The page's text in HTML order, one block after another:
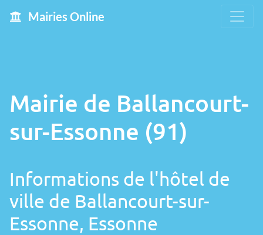
Mairies Online
Mairie de Ballancourt-
sur-Essonne (91)
Informations de l'hôtel de
ville de Ballancourt-sur-
Essonne, Essonne